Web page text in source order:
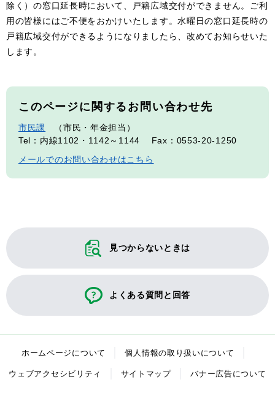
除く）の窓口延長時において、戸籍広域交付ができません。ご利
用の皆様にはご不便をおかけいたします。水曜日の窓口延長時の
戸籍広域交付ができるようになりましたら、改めてお知らせいた
します。
このページに関するお問い合わせ先
市民課
市民・年金担当
Tel：内線1102・1142～1144
Fax：0553-20-1250
メールでのお問い合わせはこちら
見つからないときは
よくある質問と回答
ホームページについて 個人情報の取り扱いについて
ウェブアクセシビリティ サイトマップ バナー広告について